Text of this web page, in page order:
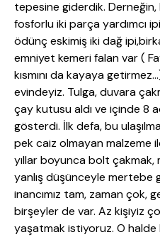
tepesine giderdik. Derneğin,
fosforlu iki parça yardımcı
ödünç eskimiş iki dağ
emniyet kemeri falan var (
kısmını da kayaya
evindeyiz. Tulga, duvara
çay kutusu aldı ve içinde 8
gösterdi. İlk defa, bu
pek caiz olmayan malzeme
yıllar boyunca bolt çakmak,
yanlış düşünceyle mertebe
inancımız tam, zaman çok,
birşeyler de var. Az kişiyiz
yaşatmak istiyoruz. O